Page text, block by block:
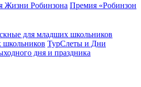
Жизни Робинзона Премия «Робинзон
для младших школьников
школьников ТурСлеты и Дни
дня и праздника​